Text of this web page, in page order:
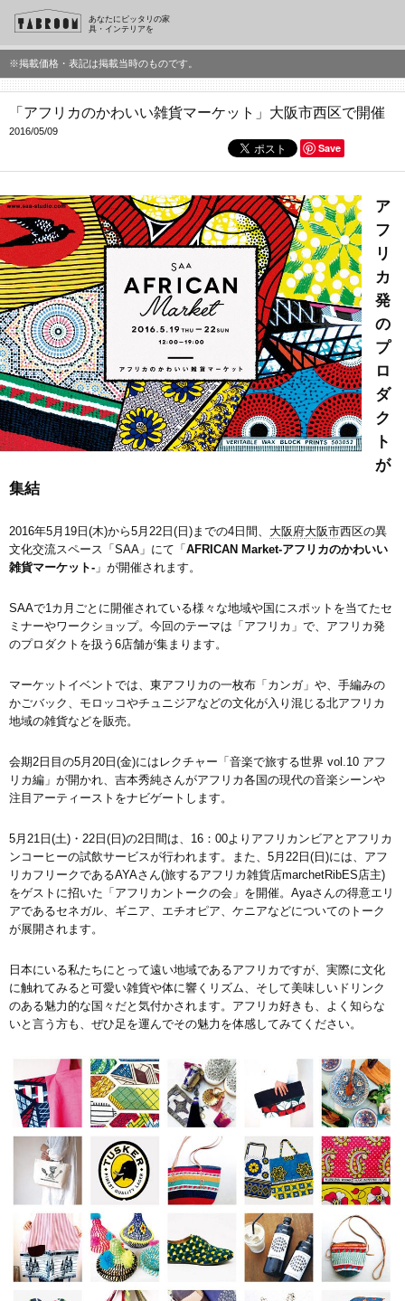
あなたにピッタリの家
具・インテリアを
※掲載価格・表記は掲載当時のものです。
「アフリカのかわいい雑貨マーケット」大阪市西区で開催
2016/05/09
Save
ア
フ
リ
カ
発
の
プ
ロ
ダ
ク
ト
が
集結
2016年5月19日(木)から5月22日(日)までの4日間、 大阪府大阪市西区の異
文化交流スペース「SAA」にて「 AFRICAN Market-アフリカのかわいい
雑貨マーケット- 」が開催されます。
SAAで1カ月ごとに開催されている様々な地域や国にスポットを当てたセ
ミナーやワークショップ。今回のテーマは「アフリカ」で、アフリカ発
のプロダクトを扱う6店舗が集まります。
マーケットイベントでは、東アフリカの一枚布「カンガ」や、手編みの
かごバック、モロッコやチュニジアなどの文化が入り混じる北アフリカ
地域の雑貨などを販売。
会期2日目の5月20日(金)にはレクチャー「音楽で旅する世界 vol.10 アフ
リカ編」が開かれ、吉本秀純さんがアフリカ各国の現代の音楽シーンや
注目アーティーストをナビゲートします。
5月21日(土)・22日(日)の2日間は、16：00よりアフリカンビアとアフリカ
ンコーヒーの試飲サービスが行われます。また、5月22日(日)には、アフ
リカフリークであるAYAさん(旅するアフリカ雑貨店marchetRibES店主)
をゲストに招いた「アフリカントークの会」を開催。Ayaさんの得意エリ
アであるセネガル、ギニア、エチオピア、ケニアなどについてのトーク
が展開されます。
日本にいる私たちにとって遠い地域であるアフリカですが、実際に文化
に触れてみると可愛い雑貨や体に響くリズム、そして美味しいドリンク
のある魅力的な国々だと気付かされます。アフリカ好きも、よく知らな
いと言う方も、ぜひ足を運んでその魅力を体感してみてください。